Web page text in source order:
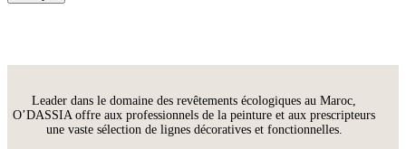
Leader dans le domaine des revêtements écologiques au Maroc,
O’DASSIA offre aux professionnels de la peinture et aux prescripteurs
une vaste sélection de lignes décoratives et fonctionnelles.